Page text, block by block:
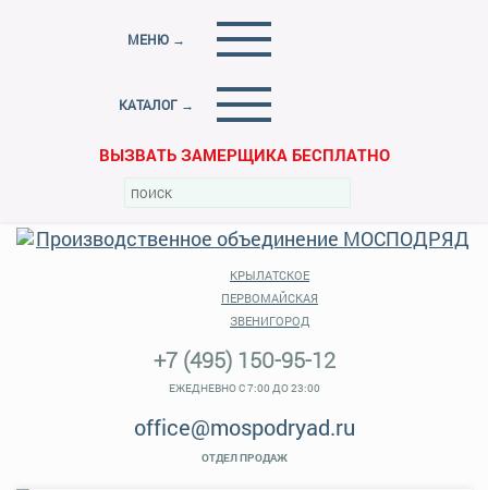
МЕНЮ →
КАТАЛОГ →
ВЫЗВАТЬ ЗАМЕРЩИКА БЕСПЛАТНО
КРЫЛАТСКОЕ
ПЕРВОМАЙСКАЯ
ЗВЕНИГОРОД
+7 (495) 150-95-12
ЕЖЕДНЕВНО С 7:00 ДО 23:00
office@mospodryad.ru
ОТДЕЛ ПРОДАЖ